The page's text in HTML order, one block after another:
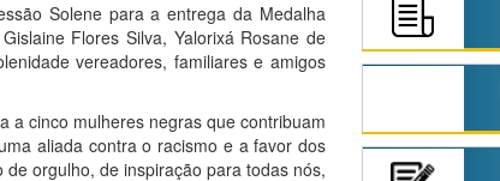
Solene para a entrega da Medalha
Flores Silva, Yalorixá Rosane de
vereadores, familiares e amigos
a cinco mulheres negras que contribuam
aliada contra o racismo e a favor dos
orgulho, de inspiração para todas nós,